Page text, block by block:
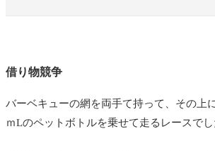
借り物競争
バーベキューの網を両手て持って、その上
ｍLのペットボトルを乗せて走るレースでし